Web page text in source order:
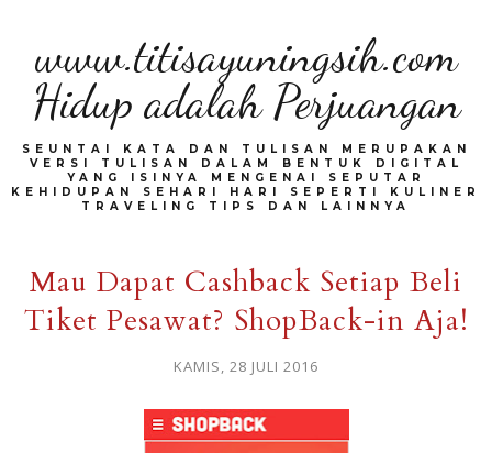
www.titisayuningsih.com
Hidup adalah Perjuangan
SEUNTAI KATA DAN TULISAN MERUPAKAN
VERSI TULISAN DALAM BENTUK DIGITAL
YANG ISINYA MENGENAI SEPUTAR
KEHIDUPAN SEHARI HARI SEPERTI KULINER
TRAVELING TIPS DAN LAINNYA
Mau Dapat Cashback Setiap Beli
Tiket Pesawat? ShopBack-in Aja!
KAMIS, 28 JULI 2016